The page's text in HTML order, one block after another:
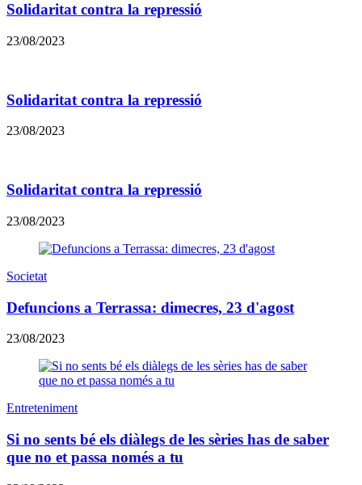
Solidaritat contra la repressió
23/08/2023
Solidaritat contra la repressió
23/08/2023
Solidaritat contra la repressió
23/08/2023
Societat
Defuncions a Terrassa: dimecres, 23 d'agost
23/08/2023
Entreteniment
Si no sents bé els diàlegs de les sèries has de saber
que no et passa només a tu